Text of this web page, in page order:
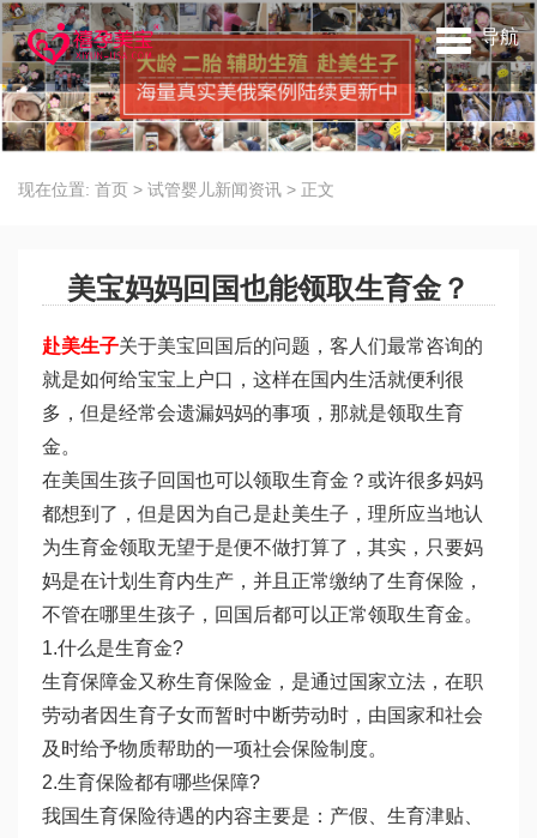
导航
现在位置: 首页 > 试管婴儿新闻资讯 > 正文
美宝妈妈回国也能领取生育金？
赴美生子关于美宝回国后的问题，客人们最常咨询的
就是如何给宝宝上户口，这样在国内生活就便利很
多，但是经常会遗漏妈妈的事项，那就是领取生育
金。
在美国生孩子回国也可以领取生育金？或许很多妈妈
都想到了，但是因为自己是赴美生子，理所应当地认
为生育金领取无望于是便不做打算了，其实，只要妈
妈是在计划生育内生产，并且正常缴纳了生育保险，
不管在哪里生孩子，回国后都可以正常领取生育金。
1.什么是生育金?
生育保障金又称生育保险金，是通过国家立法，在职
劳动者因生育子女而暂时中断劳动时，由国家和社会
及时给予物质帮助的一项社会保险制度。
2.生育保险都有哪些保障?
我国生育保险待遇的内容主要是：产假、生育津贴、